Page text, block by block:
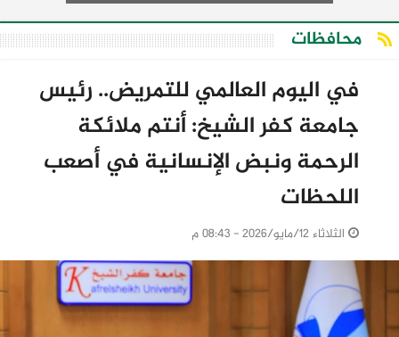
محافظات
في اليوم العالمي للتمريض.. رئيس
جامعة كفر الشيخ: أنتم ملائكة
الرحمة ونبض الإنسانية في أصعب
اللحظات
الثلاثاء 12/مايو/2026 - 08:43 م